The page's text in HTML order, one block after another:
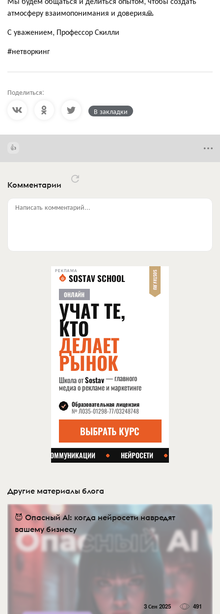
атмосферу взаимопонимания и доверия🙏
С уважением, Профессор Скилли
#нетворкинг
Поделиться:
В закладки
Комментарии
Написать комментарий...
РЕКЛАМА
Другие материалы блога
😈 Опасный AI: когда нейросети навредят
вашему бизнесу
3 Сен 2025 491